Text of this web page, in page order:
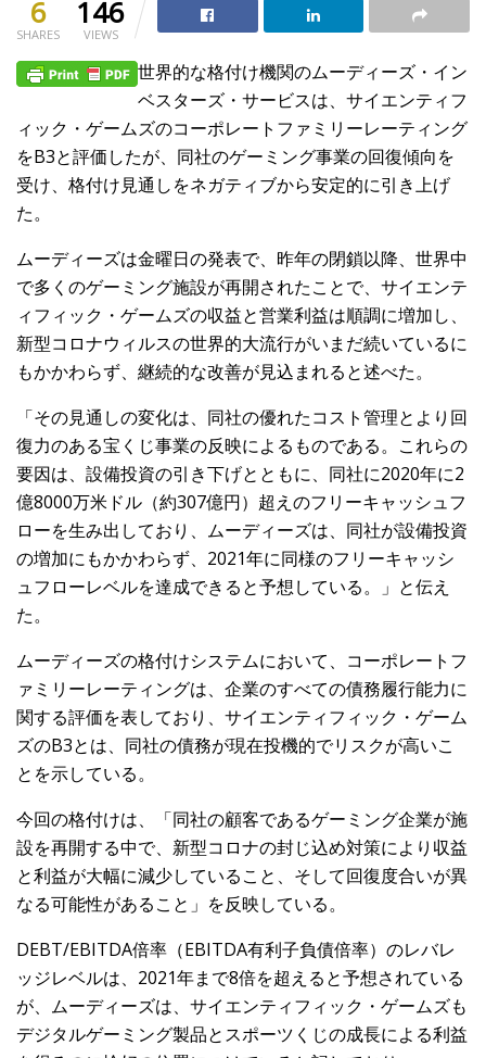
6
SHARES
146
VIEWS
世界的な格付け機関のムーディーズ・イン
ベスターズ・サービスは、サイエンティフ
ィック・ゲームズのコーポレートファミリーレーティング
をB3と評価したが、同社のゲーミング事業の回復傾向を
受け、格付け見通しをネガティブから安定的に引き上げ
た。
ムーディーズは金曜日の発表で、昨年の閉鎖以降、世界中
で多くのゲーミング施設が再開されたことで、サイエンテ
ィフィック・ゲームズの収益と営業利益は順調に増加し、
新型コロナウィルスの世界的大流行がいまだ続いているに
もかかわらず、継続的な改善が見込まれると述べた。
「その見通しの変化は、同社の優れたコスト管理とより回
復力のある宝くじ事業の反映によるものである。これらの
要因は、設備投資の引き下げとともに、同社に2020年に2
億8000万米ドル（約307億円）超えのフリーキャッシュフ
ローを生み出しており、ムーディーズは、同社が設備投資
の増加にもかかわらず、2021年に同様のフリーキャッシ
ュフローレベルを達成できると予想している。」と伝え
た。
ムーディーズの格付けシステムにおいて、コーポレートフ
ァミリーレーティングは、企業のすべての債務履行能力に
関する評価を表しており、サイエンティフィック・ゲーム
ズのB3とは、同社の債務が現在投機的でリスクが高いこ
とを示している。
今回の格付けは、「同社の顧客であるゲーミング企業が施
設を再開する中で、新型コロナの封じ込め対策により収益
と利益が大幅に減少していること、そして回復度合いが異
なる可能性があること」を反映している。
DEBT/EBITDA倍率（EBITDA有利子負債倍率）のレバレ
ッジレベルは、2021年まで8倍を超えると予想されている
が、ムーディーズは、サイエンティフィック・ゲームズも
デジタルゲーミング製品とスポーツくじの成長による利益